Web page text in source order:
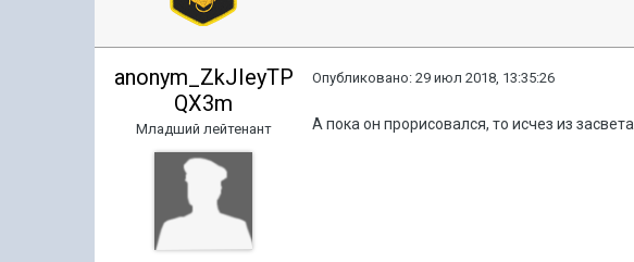
anonym_ZkJIeyTP
QX3m
Младший лейтенант
Опубликовано:29 июл 2018, 13:35:26
А пока он прорисовался, то исчез из засвета